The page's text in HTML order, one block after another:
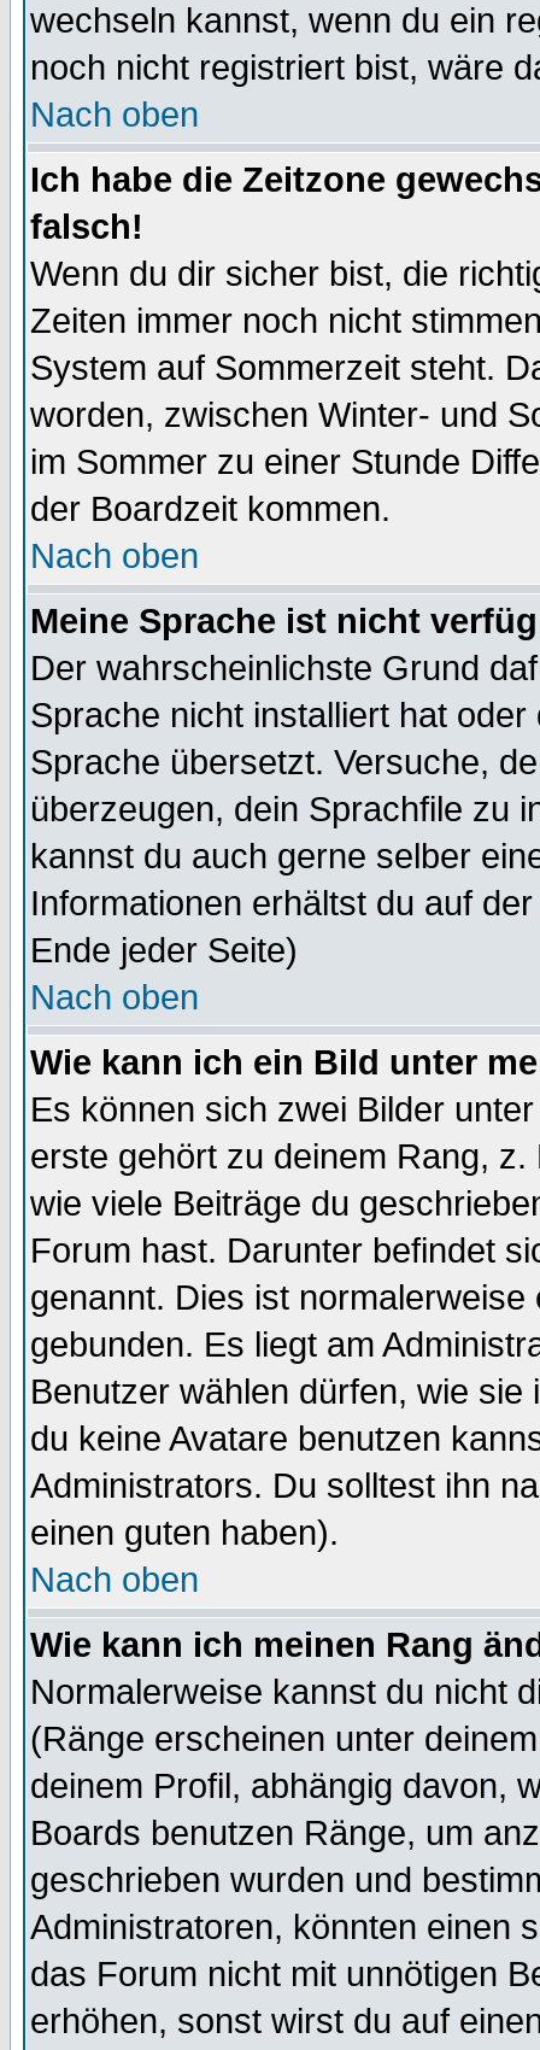
wechseln kannst, wenn du ein
noch nicht registriert bist, wäre
Nach oben
Ich habe die Zeitzone
falsch!
Wenn du dir sicher bist, die
Zeiten immer noch nicht
System auf Sommerzeit steht.
worden, zwischen Winter- und
im Sommer zu einer Stunde
der Boardzeit kommen.
Nach oben
Meine Sprache ist nicht
Der wahrscheinlichste Grund
Sprache nicht installiert hat
Sprache übersetzt. Versuche,
überzeugen, dein Sprachfile zu
kannst du auch gerne selber
Informationen erhältst du auf
Ende jeder Seite)
Nach oben
Wie kann ich ein Bild unter
Es können sich zwei Bilder
erste gehört zu deinem Rang,
wie viele Beiträge du
Forum hast. Darunter befindet
genannt. Dies ist
gebunden. Es liegt am
Benutzer wählen dürfen, wie
du keine Avatare benutzen
Administrators. Du solltest ihn
einen guten haben).
Nach oben
Wie kann ich meinen Rang
Normalerweise kannst du nicht
(Ränge erscheinen unter
deinem Profil, abhängig davon,
Boards benutzen Ränge, um
geschrieben wurden und
Administratoren, könnten einen
das Forum nicht mit unnötigen
erhöhen, sonst wirst du auf